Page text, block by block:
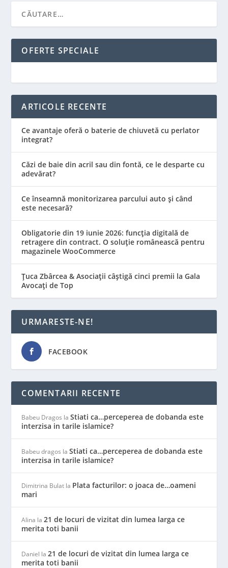
OFERTE SPECIALE
ARTICOLE RECENTE
Ce avantaje oferă o baterie de chiuvetă cu perlator
integrat?
Căzi de baie din acril sau din fontă, ce le desparte cu
adevărat?
Ce înseamnă monitorizarea parcului auto și când
este necesară?
Obligatorie din 19 iunie 2026: funcția digitală de
retragere din contract. O soluție românească pentru
magazinele WooCommerce
Țuca Zbârcea & Asociații câștigă cinci premii la Gala
Avocați de Top
URMARESTE-NE!
FACEBOOK
COMENTARII RECENTE
Babeu Dragos laStiati ca…perceperea de dobanda este
interzisa in tarile islamice?
Babeu dragos laStiati ca…perceperea de dobanda este
interzisa in tarile islamice?
Dimitrina Bulat la Plata facturilor: o joaca de…oameni
mari
Alina la21 de locuri de vizitat din lumea larga ce
merita toti banii
Daniel la21 de locuri de vizitat din lumea larga ce
merita toti banii